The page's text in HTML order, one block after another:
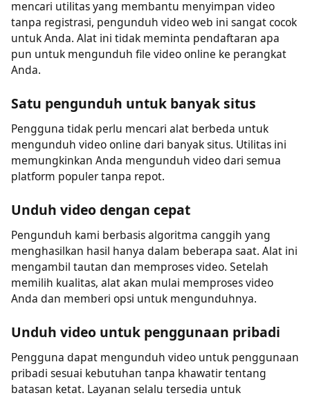
Tanpa registrasi
Banyak pengunduh mewajibkan registrasi sebelum
digunakan. Jika Anda lelah harus mendaftar dan
tanpa registrasi, pengunduh video web ini sangat cocok
untuk Anda. Alat ini tidak meminta pendaftaran apa
pun untuk mengunduh file video online ke perangkat
Anda.
Pengguna tidak perlu mencari alat berbeda untuk
mengunduh video online dari banyak situs. Utilitas ini
memungkinkan Anda mengunduh video dari semua
platform populer tanpa repot.
Unduh video dengan cepat
Pengunduh kami berbasis algoritma canggih yang
menghasilkan hasil hanya dalam beberapa saat. Alat ini
mengambil tautan dan memproses video. Setelah
memilih kualitas, alat akan mulai memproses video
Anda dan memberi opsi untuk mengunduhnya.